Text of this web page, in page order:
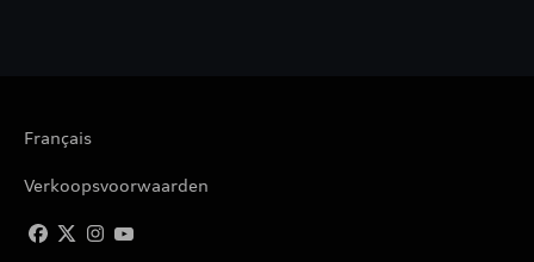
Français
Verkoopsvoorwaarden